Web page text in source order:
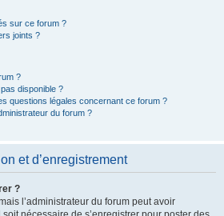
sur ce forum ?
joints ?
?
disponible ?
questions légales concernant ce forum ?
du forum ?
et d’enregistrement
?
l’administrateur du forum peut avoir